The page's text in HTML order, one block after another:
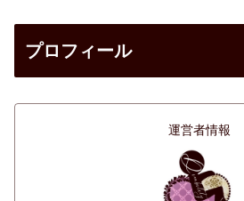
プロフィール
運営者情報